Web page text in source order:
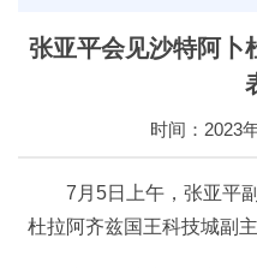
张亚平会见沙特阿卜
时间：2023
7月5日上午，张亚平
杜拉阿齐兹国王科技城副